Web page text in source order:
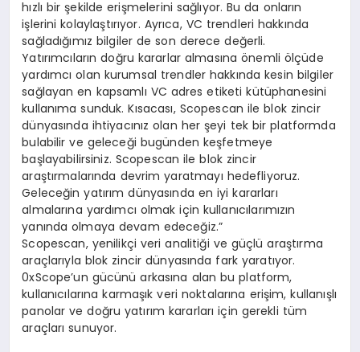
hızlı bir şekilde erişmelerini sağlıyor. Bu da onların
işlerini kolaylaştırıyor. Ayrıca, VC trendleri hakkında
sağladığımız bilgiler de son derece değerli.
Yatırımcıların doğru kararlar almasına önemli ölçüde
yardımcı olan kurumsal trendler hakkında kesin bilgiler
sağlayan en kapsamlı VC adres etiketi kütüphanesini
kullanıma sunduk. Kısacası, Scopescan ile blok zincir
dünyasında ihtiyacınız olan her şeyi tek bir platformda
bulabilir ve geleceği bugünden keşfetmeye
başlayabilirsiniz. Scopescan ile blok zincir
araştırmalarında devrim yaratmayı hedefliyoruz.
Geleceğin yatırım dünyasında en iyi kararları
almalarına yardımcı olmak için kullanıcılarımızın
yanında olmaya devam edeceğiz.”
Scopescan, yenilikçi veri analitiği ve güçlü araştırma
araçlarıyla blok zincir dünyasında fark yaratıyor.
0xScope’un gücünü arkasına alan bu platform,
kullanıcılarına karmaşık veri noktalarına erişim, kullanışlı
panolar ve doğru yatırım kararları için gerekli tüm
araçları sunuyor.